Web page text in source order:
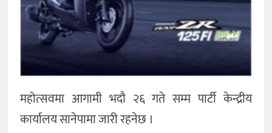
महोत्सवमा आगामी भदौ २६ गते सम्म पार्टी केन्द्रीय
कार्यालय सानेपामा जारी रहनेछ ।